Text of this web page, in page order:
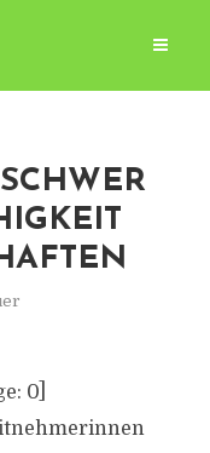
0]